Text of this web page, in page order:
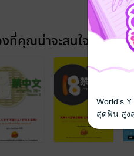
งที่คุณน่าจะสนใจ
World's
สุดฟิน สูง